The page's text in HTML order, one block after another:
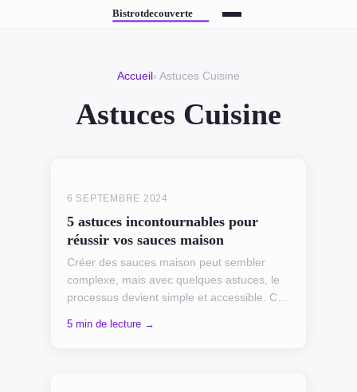
Accueil › Astuces Cuisine
Astuces Cuisine
6 SEPTEMBRE 2024
5 astuces incontournables pour
réussir vos sauces maison
Créer des sauces maison peut sembler
complexe, mais avec quelques astuces, le
processus devient simple et accessible. Ces
plats, que ce soit ...
5 min de lecture →